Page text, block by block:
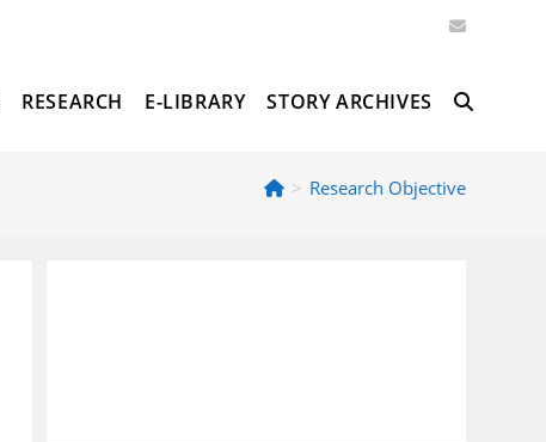
RESEARCH E-LIBRARY STORY ARCHIVES TOGGLE
WEBSITE
> Research Objective